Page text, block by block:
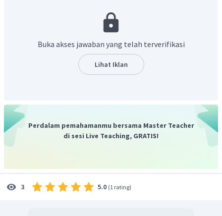
Dapat mereduksi pereaksi Fehling karena terdiri dari
Dapat dihidrolisis menjadi maltosa.
Larut dalam air panas.
Jika diuji dengan iodin akan menghasilkan warna
Berdasarkan hal tersebut dan opsi pada soal, maka yang
termasuk dalam sifat glikogen adalah dalam larutannya
dapat mereduksi Fehling dan dapat larut dalam air panas.
Jadi sifat glikogen ditunjukkan oleh nomor 1 dan 3.
Buka akses jawaban yang telah terverifikasi
Lihat Iklan
Perdalam pemahamanmu bersama Master Teacher
di sesi Live Teaching, GRATIS!
3 5.0 (1 rating)